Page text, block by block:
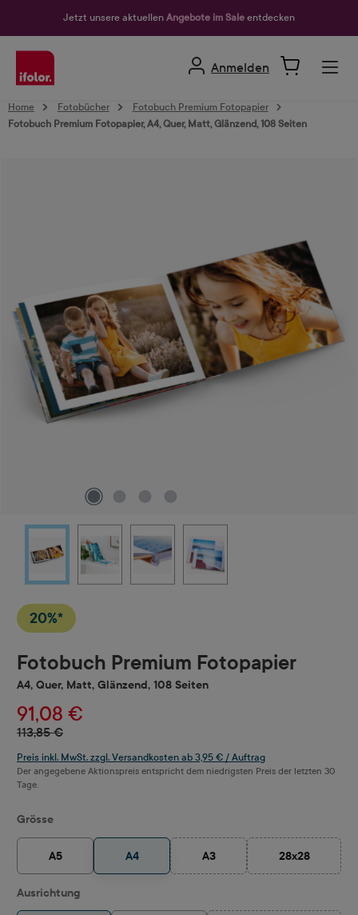
Jetzt unsere aktuellen Angebote im Sale entdecken
Anmelden
Home Fotobücher
Fotobuch Premium Fotopapier
Fotobuch Premium Fotopapier, A4, Quer, Matt, Glänzend, 108 Seiten
20%*
Fotobuch Premium Fotopapier
A4, Quer, Matt, Glänzend, 108 Seiten
91,08 €
113,85 €
Preis inkl. MwSt. zzgl. Versandkosten ab 3,95 € / Auftrag
Der angegebene Aktionspreis entspricht dem niedrigsten Preis der letzten 30
Tage.
Grösseauswählen
A5 A4 A3
(Diese Option ist zurzeit nicht
28x28
(Diese
Ausrichtungauswählen